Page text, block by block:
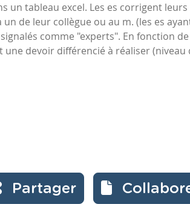
un tableau excel. Les es corrigent
un de leur collègue ou au m. (les es
comme "experts". En fonction
une devoir différencié à réaliser (niveau
Partager